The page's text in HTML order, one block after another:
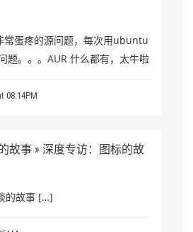
常蛋疼的源问题，每次用ubuntu
题。。。AUR 什么都有，太牛啦
08:14PM
故事 » 深度专访：图标的故
的故事 […]